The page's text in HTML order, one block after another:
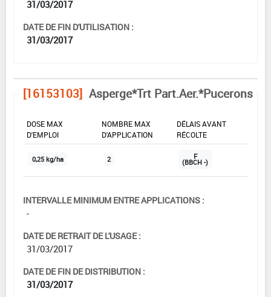
31/03/2017
DATE DE FIN D'UTILISATION :
31/03/2017
[16153103] Asperge*Trt Part.Aer.*Pucerons
DOSE MAX
D'EMPLOI
NOMBRE MAX
D'APPLICATION
DÉLAIS AVANT
RÉCOLTE
0,25 kg/ha 2 F
(BBCH -)
INTERVALLE MINIMUM ENTRE APPLICATIONS :
-
DATE DE RETRAIT DE L'USAGE :
31/03/2017
DATE DE FIN DE DISTRIBUTION :
31/03/2017